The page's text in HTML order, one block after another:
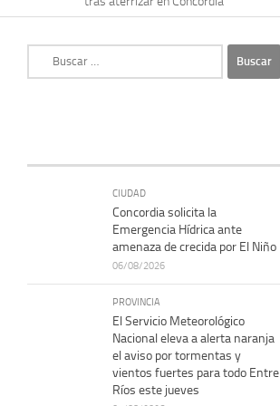
CIUDAD
Concordia solicita la
Emergencia Hídrica ante
amenaza de crecida por El Niño
06/08/2026
PROVINCIA
El Servicio Meteorológico
Nacional eleva a alerta naranja
el aviso por tormentas y
vientos fuertes para todo Entre
Ríos este jueves